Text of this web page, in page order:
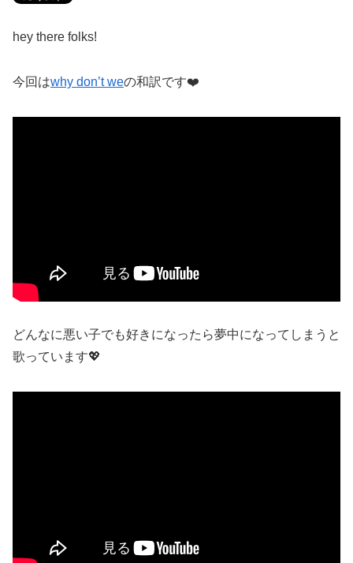
hey there folks!
今回はwhy don’t weの和訳です❤️
どんなに悪い子でも好きになったら夢中になってしまうと
歌っています💖